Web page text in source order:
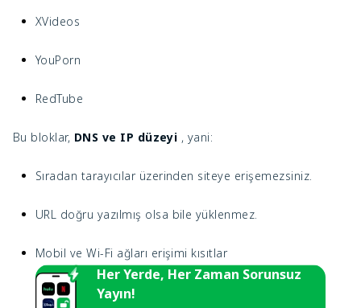
XVideos
YouPorn
RedTube
Bu bloklar, DNS ve IP düzeyi , yani:
Sıradan tarayıcılar üzerinden siteye erişemezsiniz.
URL doğru yazılmış olsa bile yüklenmez.
Mobil ve Wi-Fi ağları erişimi kısıtlar
Her Yerde, Her Zaman Sorunsuz
Yayın!